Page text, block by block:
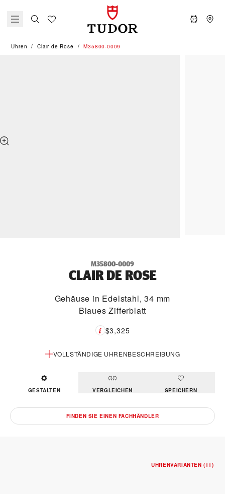
Uhren Clair de Rose M35800-0009
M35800-0009
CLAIR DE ROSE
Gehäuse in Edelstahl, 34 mm
Blaues Zifferblatt
VOLLSTÄNDIGE UHRENBESCHREIBUNG
$3,325
GESTALTEN VERGLEICHEN SPEICHERN
FINDEN SIE EINEN FACHHÄNDLER
UHRENVARIANTEN (11)